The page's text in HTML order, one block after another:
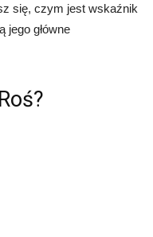
się, czym jest wskaźnik
jego główne